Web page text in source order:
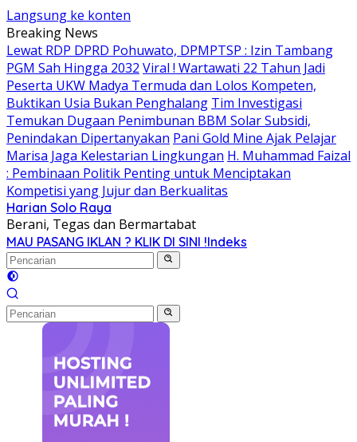
Langsung ke konten
Breaking News
Lewat RDP DPRD Pohuwato, DPMPTSP : Izin Tambang
PGM Sah Hingga 2032 Viral ! Wartawati 22 Tahun Jadi
Peserta UKW Madya Termuda dan Lolos Kompeten,
Buktikan Usia Bukan Penghalang Tim Investigasi
Temukan Dugaan Penimbunan BBM Solar Subsidi,
Penindakan Dipertanyakan Pani Gold Mine Ajak Pelajar
Marisa Jaga Kelestarian Lingkungan H. Muhammad Faizal
: Pembinaan Politik Penting untuk Menciptakan
Kompetisi yang Jujur dan Berkualitas
Harian Solo Raya
Berani, Tegas dan Bermartabat
MAU PASANG IKLAN ? KLIK DI SINI !Indeks